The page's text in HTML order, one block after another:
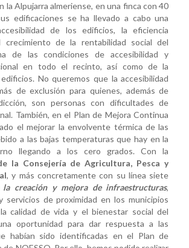
la Alpujarra almeriense, en una finca con 40
edificaciones se ha llevado a cabo una
de los edificios, la eficiencia
crecimiento de la rentabilidad social del
de las condiciones de accesibilidad y
en todo el recinto, así como de la
No queremos que la accesibilidad
de exclusión para quienes, además de
son personas con dificultades de
También, en el Plan de Mejora Continua
el mejorar la envolvente térmica de las
a las bajas temperaturas que hay en la
llegando a los cero grados. Con la
la Consejería de Agricultura, Pesca y
, y más concretamente con su línea siete
la creación y mejora de infraestructuras,
servicios de proximidad en los municipios
calidad de vida y el bienestar social del
oportunidad para dar respuesta a las
habían sido identificadas en el Plan de